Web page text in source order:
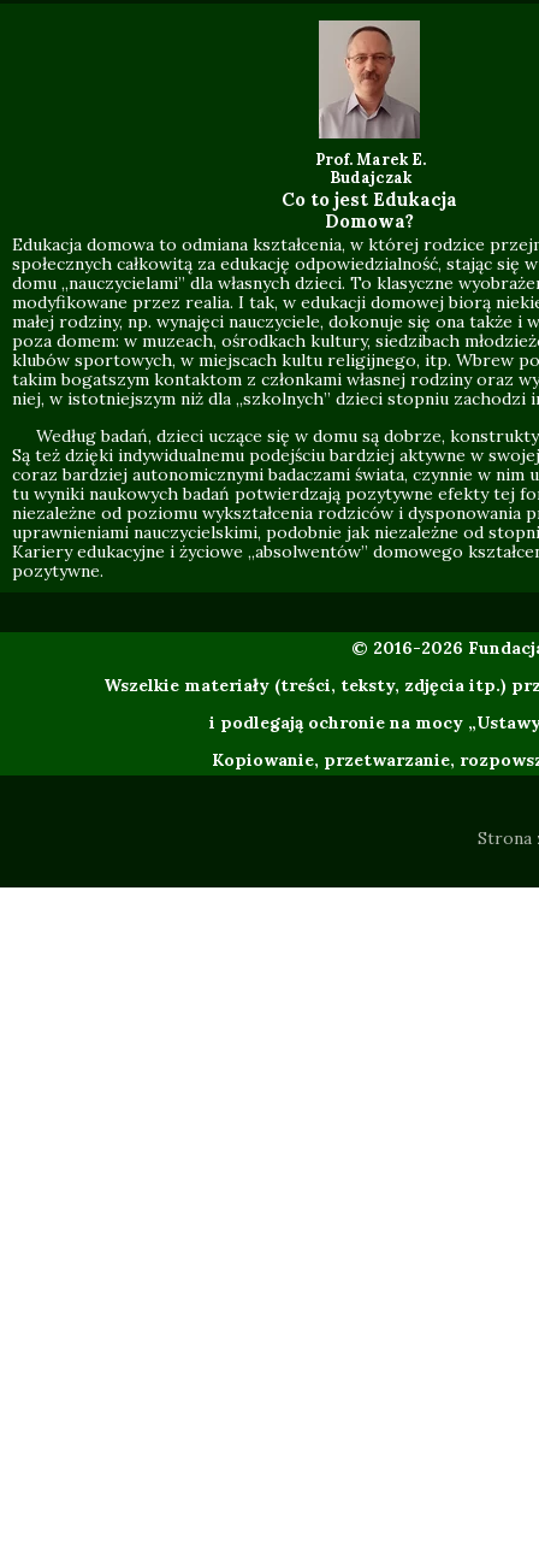
Prof. Marek E.
Budajczak
Co to jest Edukacja
Domowa?
Edukacja domowa to odmiana kształcenia, w której rodzice
społecznych całkowitą za edukację odpowiedzialność, stając się
domu „nauczycielami” dla własnych dzieci. To klasyczne
modyfikowane przez realia. I tak, w edukacji domowej biorą
małej rodziny, np. wynajęci nauczyciele, dokonuje się ona także i
poza domem: w muzeach, ośrodkach kultury, siedzibach
klubów sportowych, w miejscach kultu religijnego, itp. Wbrew
takim bogatszym kontaktom z członkami własnej rodziny oraz
niej, w istotniejszym niż dla „szkolnych” dzieci stopniu zachodzi
Według badań, dzieci uczące się w domu są dobrze,
Są też dzięki indywidualnemu podejściu bardziej aktywne w
coraz bardziej autonomicznymi badaczami świata, czynnie w nim
tu wyniki naukowych badań potwierdzają pozytywne efekty tej
niezależne od poziomu wykształcenia rodziców i dysponowania
uprawnieniami nauczycielskimi, podobnie jak niezależne od
Kariery edukacyjne i życiowe „absolwentów” domowego
pozytywne.
© 2016-2026
Wszelkie materiały (treści, teksty, zdjęcia itp.)
i podlegają ochronie na mocy
Kopiowanie, przetwarzanie,
Strona